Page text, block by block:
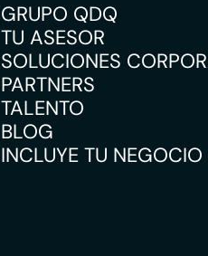
GRUPO QDQ
TU ASESOR
SOLUCIONES
PARTNERS
TALENTO
BLOG
INCLUYE TU NEGOCIO